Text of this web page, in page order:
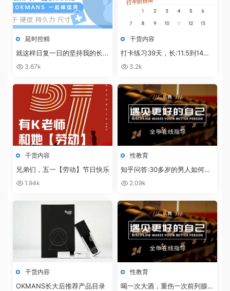
延时控精
就这样日复一日的坚持我的长度
从12.5公分，稳定增长至接近17
牛掰，见效太快了！
3.67k
干货内容
打卡练习39天，长:11.5到14，
粗:从11到12，练习+泵+滋阳
3.2k
干货内容
兄弟们，五一【劳动】节日快乐
1.94k
性教育
知乎问答:30多岁的男人如何保
养自己的性能力？
2.09k
干货内容
OKMANS长大后推荐产品目录
性教育
喝一次大酒，重伤一次前列腺，